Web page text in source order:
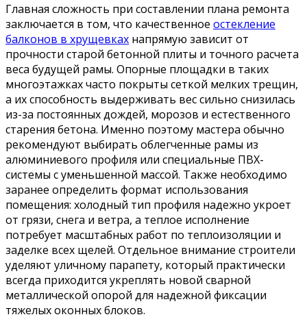
Главная сложность при составлении плана ремонта
заключается в том, что качественное остекление
балконов в хрущевках напрямую зависит от
прочности старой бетонной плиты и точного расчета
веса будущей рамы. Опорные площадки в таких
многоэтажках часто покрыты сеткой мелких трещин,
а их способность выдерживать вес сильно снизилась
из-за постоянных дождей, морозов и естественного
старения бетона. Именно поэтому мастера обычно
рекомендуют выбирать облегченные рамы из
алюминиевого профиля или специальные ПВХ-
системы с уменьшенной массой. Также необходимо
заранее определить формат использования
помещения: холодный тип профиля надежно укроет
от грязи, снега и ветра, а теплое исполнение
потребует масштабных работ по теплоизоляции и
заделке всех щелей. Отдельное внимание строители
уделяют уличному парапету, который практически
всегда приходится укреплять новой сварной
металлической опорой для надежной фиксации
тяжелых оконных блоков.